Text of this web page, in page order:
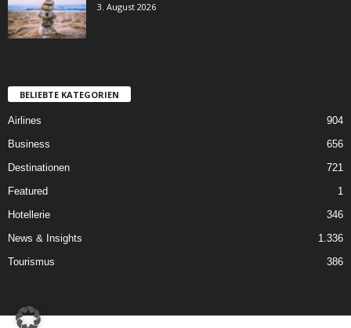
3. August 2026
BELIEBTE KATEGORIEN
Airlines
904
Business
656
Destinationen
721
Featured
1
Hotellerie
346
News & Insights
1.336
Tourismus
386